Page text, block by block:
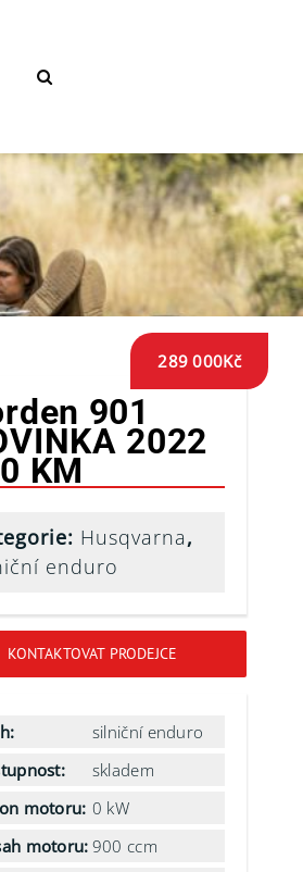
901
2022
KM
289 000Kč
Husqvarna,
enduro
KONTAKTOVAT PRODEJCE
silniční enduro
skladem
motoru: 0 kW
motoru:900 ccm